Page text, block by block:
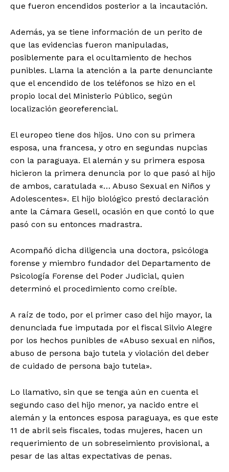
que fueron encendidos posterior a la incautación.
Además, ya se tiene información de un perito de
que las evidencias fueron manipuladas,
posiblemente para el ocultamiento de hechos
punibles. Llama la atención a la parte denunciante
que el encendido de los teléfonos se hizo en el
propio local del Ministerio Público, según
localización georeferencial.
El europeo tiene dos hijos. Uno con su primera
esposa, una francesa, y otro en segundas nupcias
con la paraguaya. El alemán y su primera esposa
hicieron la primera denuncia por lo que pasó al hijo
de ambos, caratulada «… Abuso Sexual en Niños y
Adolescentes». El hijo biológico prestó declaración
ante la Cámara Gesell, ocasión en que contó lo que
pasó con su entonces madrastra.
Acompañó dicha diligencia una doctora, psicóloga
forense y miembro fundador del Departamento de
Psicología Forense del Poder Judicial, quien
determinó el procedimiento como creíble.
A raíz de todo, por el primer caso del hijo mayor, la
denunciada fue imputada por el fiscal Silvio Alegre
por los hechos punibles de «Abuso sexual en niños,
abuso de persona bajo tutela y violación del deber
de cuidado de persona bajo tutela».
Lo llamativo, sin que se tenga aún en cuenta el
segundo caso del hijo menor, ya nacido entre el
alemán y la entonces esposa paraguaya, es que este
11 de abril seis fiscales, todas mujeres, hacen un
requerimiento de un sobreseimiento provisional, a
pesar de las altas expectativas de penas.